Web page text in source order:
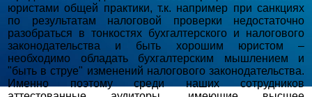
юристами общей практики, т.к. например при санкциях
по результатам налоговой проверки недостаточно
разобраться в тонкостях бухгалтерского и налогового
законодательства и быть хорошим юристом –
необходимо обладать бухгалтерским мышлением и
"быть в струе" изменений налогового законодательства.
Именно поэтому среди наших сотрудников